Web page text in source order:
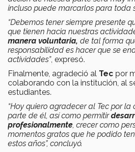
incluso puede marcarlos para toda
“Debemos tener siempre presente
que tienen hacia nuestras
manera voluntaria, de tal forma
responsabilidad es hacer que se
actividades”, expresó.
Finalmente, agradeció al Tec por
colaborando con la institución, al
estudiantes.
“Hoy quiero agradecer al Tec por
parte de él, así como permitir
profesionalmente, crecer como
momentos gratos que he podido
estos años”, concluyó.